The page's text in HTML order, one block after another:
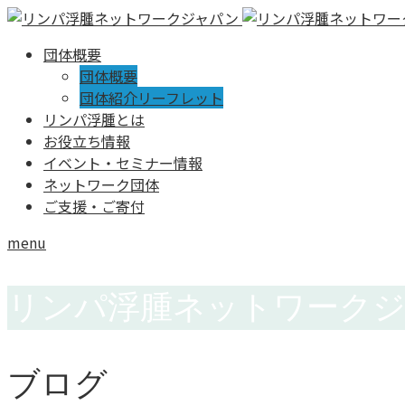
団体概要
団体概要
団体紹介リーフレット
リンパ浮腫とは
お役立ち情報
イベント・セミナー情報
ネットワーク団体
ご支援・ご寄付
menu
リンパ浮腫ネットワーク
ブログ